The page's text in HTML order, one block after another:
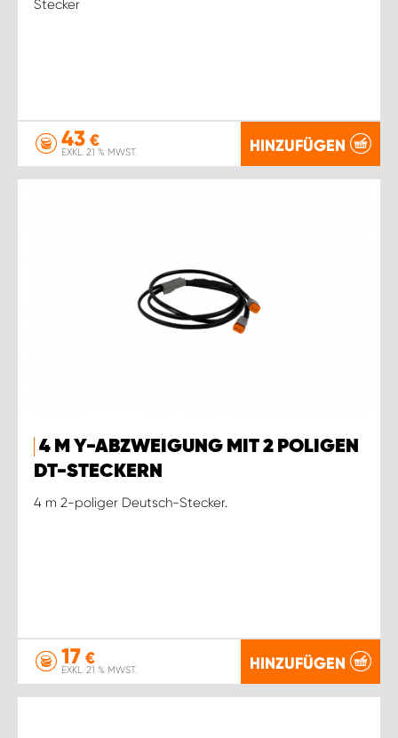
Stecker
43 €
EXKL. 21 % MWST. HINZUFÜGEN
4 M Y-ABZWEIGUNG MIT 2 POLIGEN
DT-STECKERN
4 m 2-poliger Deutsch-Stecker.
17 €
EXKL. 21 % MWST. HINZUFÜGEN